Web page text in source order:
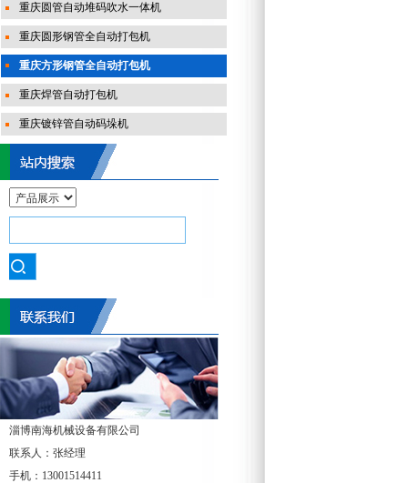
重庆圆管自动堆码吹水一体机
重庆圆形钢管全自动打包机
重庆方形钢管全自动打包机
重庆焊管自动打包机
重庆镀锌管自动码垛机
淄博南海机械设备有限公司
联系人：张经理
手机：13001514411